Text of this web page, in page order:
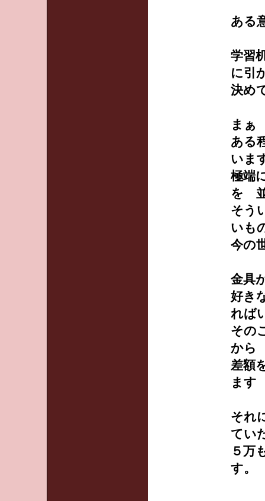
ある
学習
に引
決め
まぁ
ある
いま
極端
を
そう
いも
今の
金具
好き
れば
その
から
差額
ます
それ
てい
５万
す。